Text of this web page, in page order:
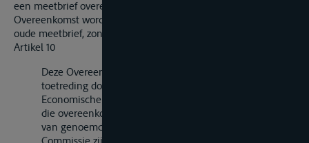
een meetbrief overeenkomstig de bepalingen van deze
Overeenkomst worden afgegeven tegen overlegging van de
oude meetbrief, zonder dat hermeting is vereist.
Artikel 10
Deze Overeenkomst staat open voor ondertekening of
toetreding door de landen die lid zijn van de
Economische Commissie voor Europa en door de landen
die overeenkomstig het achtste lid van het mandaat
van genoemde Commissie als raadgevend lid tot de